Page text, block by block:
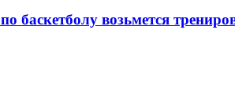
баскетболу возьмется